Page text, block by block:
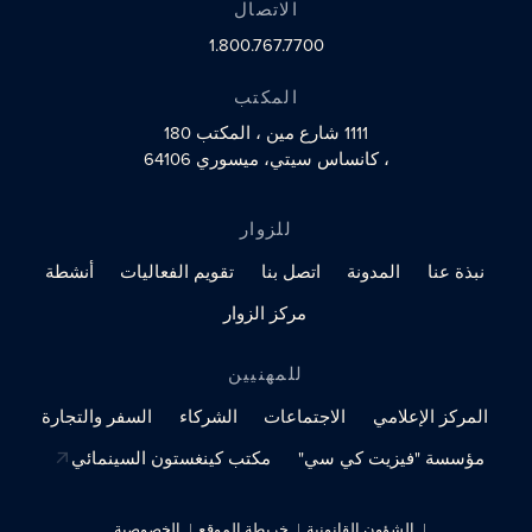
الاتصال
1.800.767.7700
المكتب
1111 شارع مين
، المكتب 180
، كانساس سيتي، ميسوري 64106
للزوار
نبذة عنا
المدونة اتصل بنا تقويم الفعاليات
أنشطة
مركز الزوار
للمهنيين
المركز الإعلامي
الاجتماعات الشركاء
السفر والتجارة
مؤسسة "فيزيت كي سي"
مكتب كينغستون السينمائي